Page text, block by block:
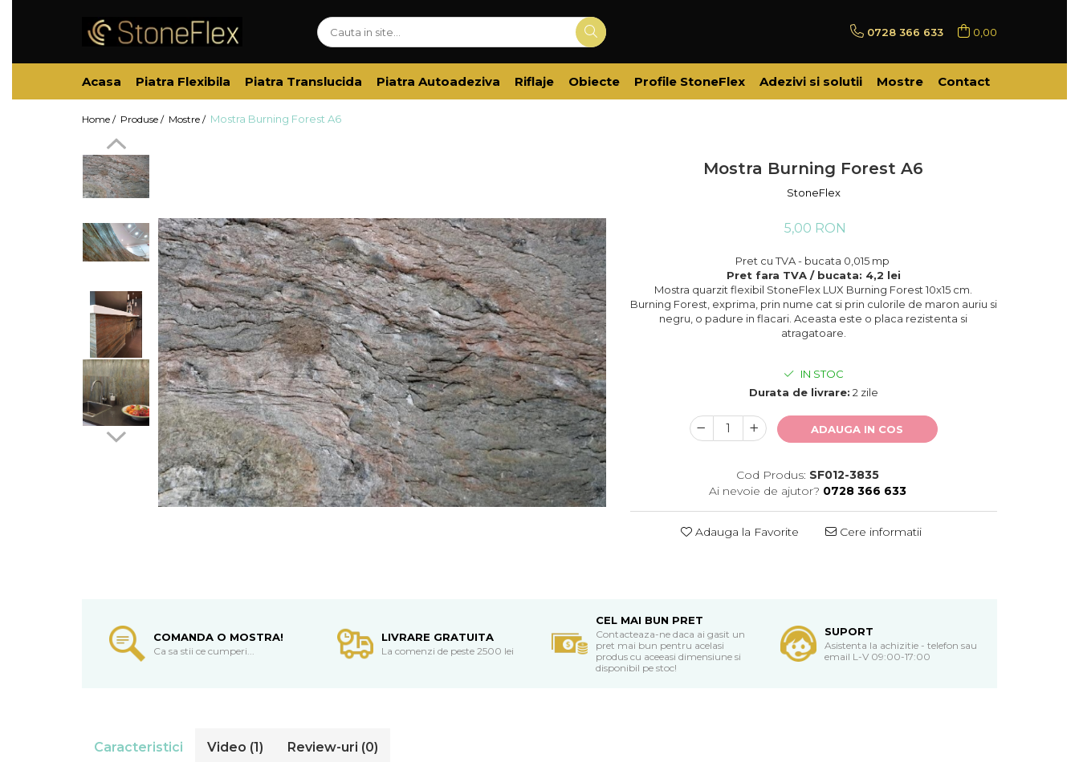
0728 366 633 0,00
Acasa Piatra Flexibila Piatra Translucida Piatra Autoadeziva Riflaje Obiecte Profile StoneFlex Adezivi si solutii Mostre Contact
Home / Produse / Mostre / Mostra Burning Forest A6
Mostra Burning Forest A6
StoneFlex
5,00 RON
Pret cu TVA - bucata 0,015 mp
Pret fara TVA / bucata: 4,2 lei
Mostra quarzit flexibil StoneFlex LUX Burning Forest 10x15 cm.
Burning Forest, exprima, prin nume cat si prin culorile de maron auriu si
negru, o padure in flacari. Aceasta este o placa rezistenta si
atragatoare.
IN STOC
Durata de livrare: 2 zile
ADAUGA IN COS
Cod Produs: SF012-3835
Ai nevoie de ajutor? 0728 366 633
Adauga la Favorite Cere informatii
COMANDA O MOSTRA!
Ca sa stii ce cumperi...
LIVRARE GRATUITA
La comenzi de peste 2500 lei
CEL MAI BUN PRET
Contacteaza-ne daca ai gasit un
pret mai bun pentru acelasi
produs cu aceeasi dimensiune si
disponibil pe stoc!
SUPORT
Asistenta la achizitie - telefon sau
email L-V 09:00-17:00
Caracteristici Video (1) Review-uri (0)